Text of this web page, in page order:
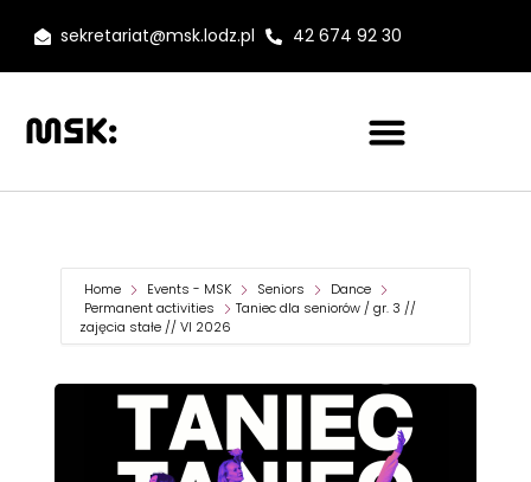
sekretariat@msk.lodz.pl 42 674 92 30
Home Events - MSK Seniors
Dance
Permanent activities
Taniec dla seniorów / gr. 3 //
zajęcia stałe // VI 2026